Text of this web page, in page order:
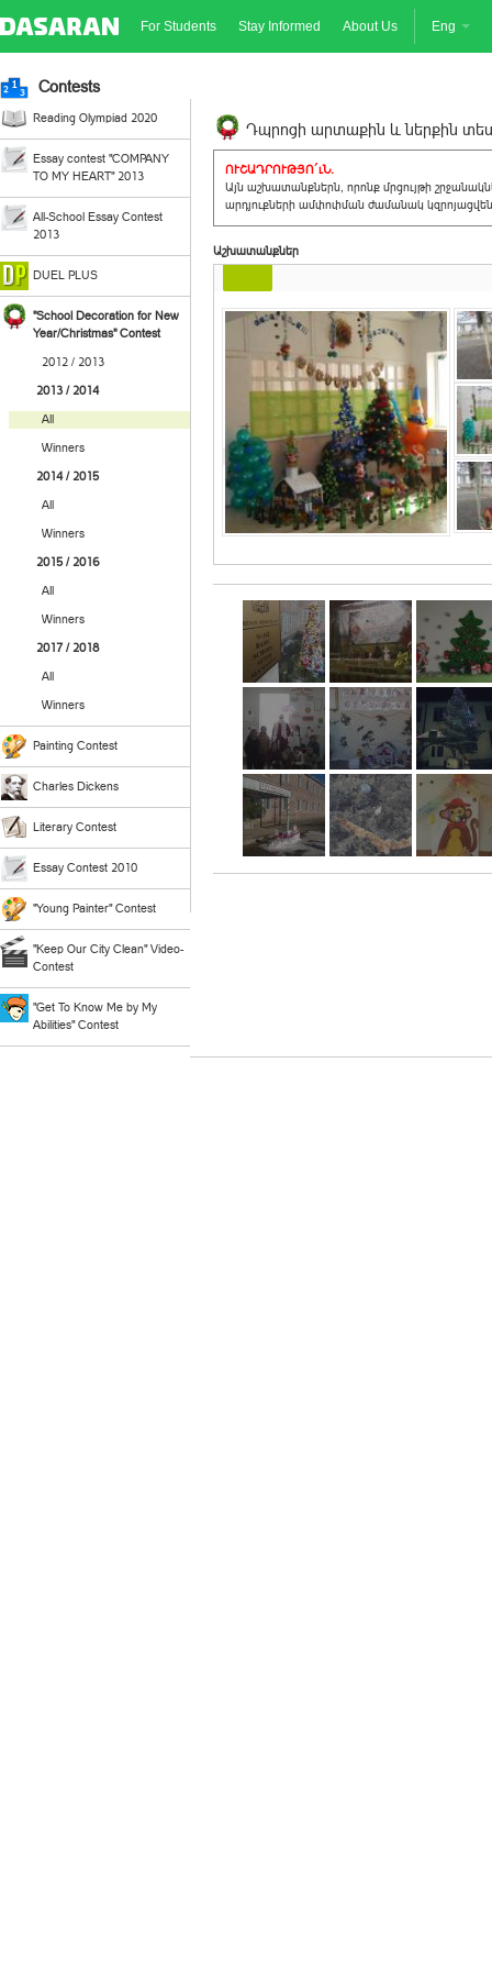
For Students Stay Informed About Us Eng
Contests
Reading Olympiad 2020
Essay contest "COMPANY
TO MY HEART" 2013
All-School Essay Contest
2013
DUEL PLUS
"School Decoration for New
Year/Christmas" Contest
2012 / 2013
2013 / 2014
All
Winners
2014 / 2015
All
Winners
2015 / 2016
All
Winners
2017 / 2018
All
Winners
Painting Contest
Charles Dickens
Literary Contest
Essay Contest 2010
"Young Painter" Contest
"Keep Our City Clean" Video-
Contest
"Get To Know Me by My
Abilities" Contest
Դպրոցի արտաքին և ներքին
ՈՒՇԱԴՐՈՒԹՅՈ´ւՆ.
Այն աշխատանքներն, որոնք մրցույթի
արդյուքների ամփոփման ժամանակ
Աշխատանքներ